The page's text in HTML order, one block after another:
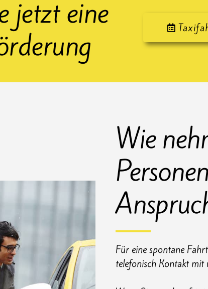
jetzt eine
Wie
Für eine spontane
telefonisch Kontakt mit